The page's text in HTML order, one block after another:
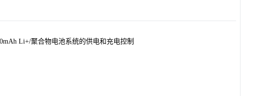
Li+/聚合物电池系统的供电和充电控制